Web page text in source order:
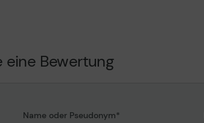
schwarz,
eine Bewertung
Name oder Pseudonym